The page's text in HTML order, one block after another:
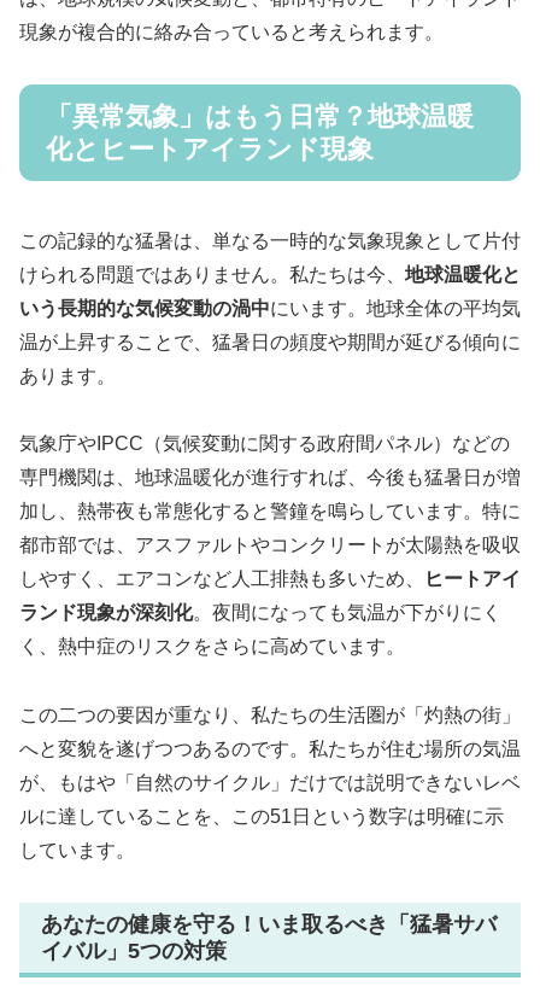
現象が複合的に絡み合っていると考えられます。
「異常気象」はもう日常？地球温暖
化とヒートアイランド現象
この記録的な猛暑は、単なる一時的な気象現象として片付
けられる問題ではありません。私たちは今、 地球温暖化と
いう長期的な気候変動の渦中にいます。地球全体の平均気
温が上昇することで、猛暑日の頻度や期間が延びる傾向に
あります。
気象庁やIPCC（気候変動に関する政府間パネル）などの
専門機関は、地球温暖化が進行すれば、今後も猛暑日が増
加し、熱帯夜も常態化すると警鐘を鳴らしています。特に
都市部では、アスファルトやコンクリートが太陽熱を吸収
しやすく、エアコンなど人工排熱も多いため、
ヒートアイ
ランド現象が深刻化。夜間になっても気温が下がりにく
く、熱中症のリスクをさらに高めています。
この二つの要因が重なり、私たちの生活圏が「灼熱の街」
へと変貌を遂げつつあるのです。私たちが住む場所の気温
が、もはや「自然のサイクル」だけでは説明できないレベ
ルに達していることを、この51日という数字は明確に示
しています。
あなたの健康を守る！いま取るべき「猛暑サバ
イバル」5つの対策